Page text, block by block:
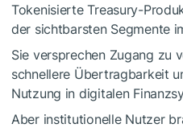
Tokenisierte Treasury-
der sichtbarsten Segmente
Sie versprechen Zugang zu
schnellere Übertragbarkeit
Nutzung in digitalen
Aber institutionelle Nutzer